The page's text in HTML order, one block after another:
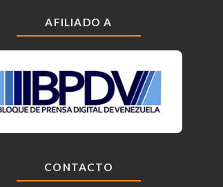
AFILIADO A
CONTACTO